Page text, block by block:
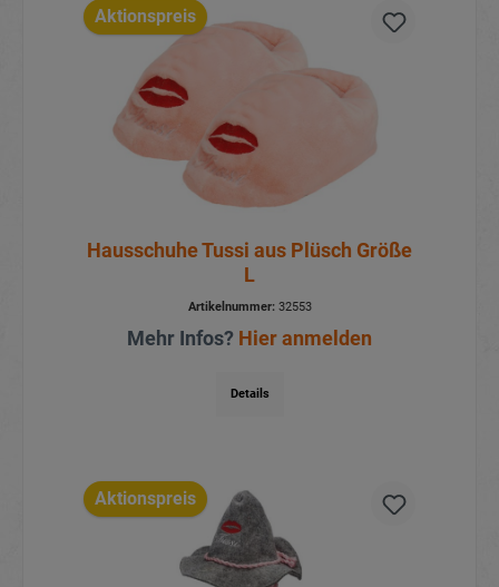
Aktionspreis
Hausschuhe Tussi aus Plüsch Größe
L
Artikelnummer:32553
Mehr Infos? Hier anmelden
Details
Aktionspreis